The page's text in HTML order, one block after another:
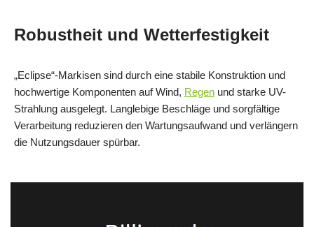
Robustheit und Wetterfestigkeit
„Eclipse“-Markisen sind durch eine stabile Konstruktion und
hochwertige Komponenten auf Wind, Regen und starke UV-
Strahlung ausgelegt. Langlebige Beschläge und sorgfältige
Verarbeitung reduzieren den Wartungsaufwand und verlängern
die Nutzungsdauer spürbar.